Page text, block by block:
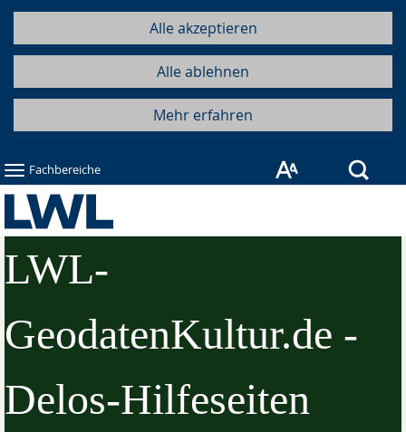
Alle akzeptieren
Alle ablehnen
Mehr erfahren
Fachbereiche
LWL-
GeodatenKultur.de -
Delos-Hilfeseiten